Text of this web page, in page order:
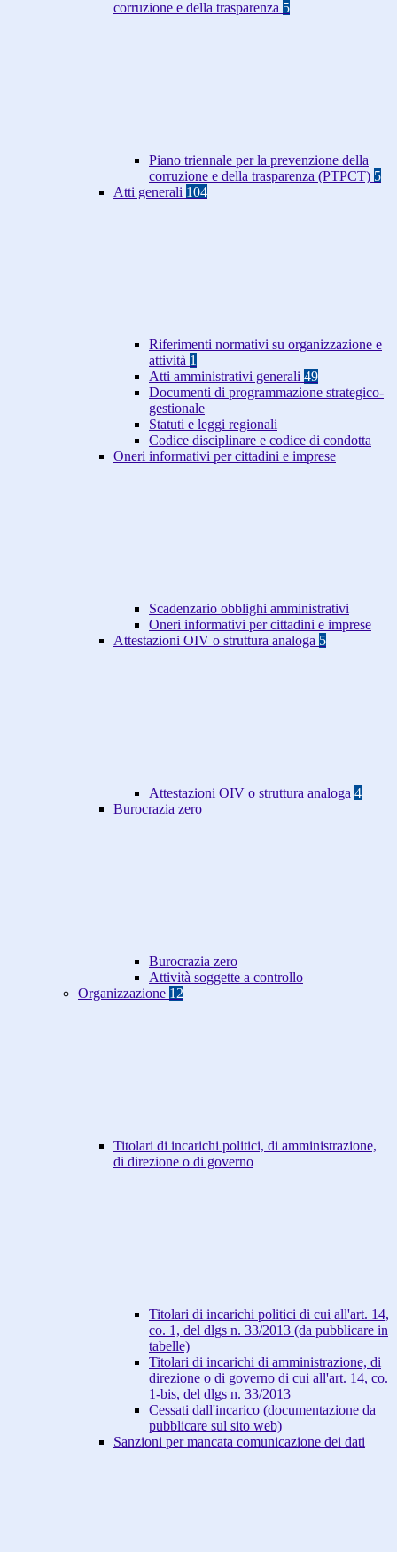
corruzione e della trasparenza 5
Piano triennale per la prevenzione della
corruzione e della trasparenza (PTPCT) 5
Atti generali 104
Riferimenti normativi su organizzazione e
attività 1
Atti amministrativi generali 49
Documenti di programmazione strategico-
gestionale
Statuti e leggi regionali
Codice disciplinare e codice di condotta
Oneri informativi per cittadini e imprese
Scadenzario obblighi amministrativi
Oneri informativi per cittadini e imprese
Attestazioni OIV o struttura analoga 5
Attestazioni OIV o struttura analoga 4
Burocrazia zero
Burocrazia zero
Attività soggette a controllo
Organizzazione 12
Titolari di incarichi politici, di amministrazione,
di direzione o di governo
Titolari di incarichi politici di cui all'art. 14,
co. 1, del dlgs n. 33/2013 (da pubblicare in
tabelle)
Titolari di incarichi di amministrazione, di
direzione o di governo di cui all'art. 14, co.
1-bis, del dlgs n. 33/2013
Cessati dall'incarico (documentazione da
pubblicare sul sito web)
Sanzioni per mancata comunicazione dei dati